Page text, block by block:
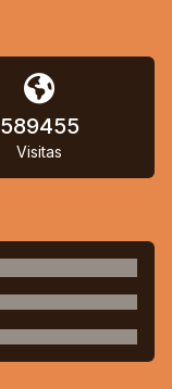
589455
Visitas